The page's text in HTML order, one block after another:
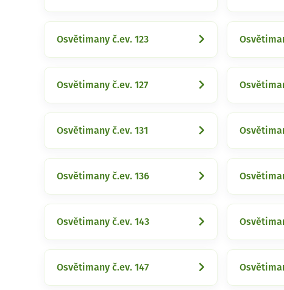
Osvětimany č.ev. 123
Osvětimany č.ev. 127
Osvětimany č.ev. 131
Osvětimany č.ev. 136
Osvětimany č.ev. 143
Osvětimany č.ev. 147